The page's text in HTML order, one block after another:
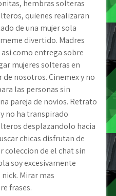
hembras solteras
quienes realizaran
de una mujer sola
divertido. Madres
como entrega sobre
mujeres solteras en
nosotros. Cinemex y no
las personas sin
pareja de novios. Retrato
no ha transpirado
desplazandolo hacia
chicas disfrutan de
coleccion de el chat sin
soy excesivamente
Mirar mas
frases.